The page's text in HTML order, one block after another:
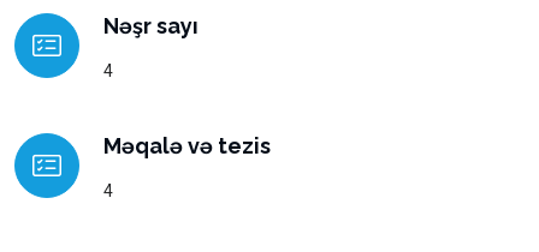
Nəşr sayı
4
Məqalə və tezis
4